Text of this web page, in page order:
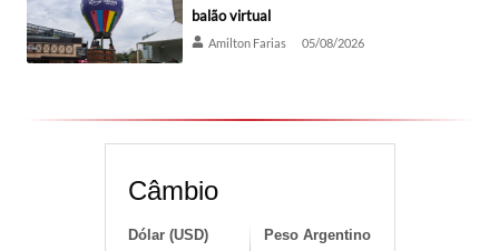
balão virtual
Amilton Farias 05/08/2026
Câmbio
Dólar (USD) Peso Argentino